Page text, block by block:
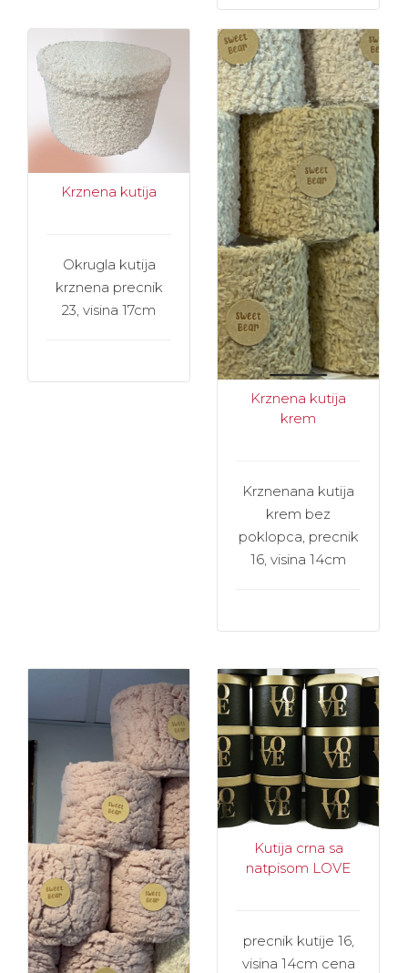
Krznena kutija
Okrugla kutija
krznena precnik
23, visina 17cm
Krznena kutija
krem
Krznenana kutija
krem bez
poklopca, precnik
16, visina 14cm
Kutija crna sa
natpisom LOVE
precnik kutije 16,
visina 14cm cena